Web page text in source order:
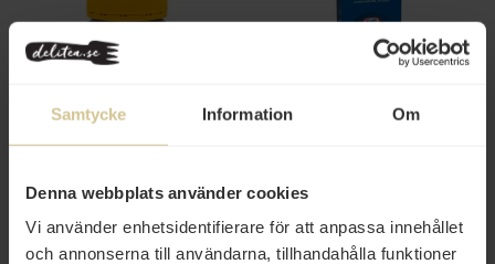
Samtycke Information Om
Denna webbplats använder cookies
Vi använder enhetsidentifierare för att anpassa innehållet
och annonserna till användarna, tillhandahålla funktioner
84 kr
Mer info
37 kr
Mer info